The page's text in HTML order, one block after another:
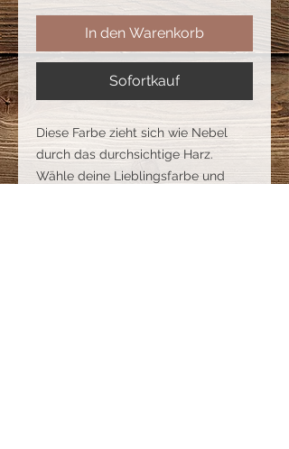
In den Warenkorb
Sofortkauf
Diese Farbe zieht sich wie Nebel
durch das durchsichtige Harz.
Wähle deine Lieblingsfarbe und